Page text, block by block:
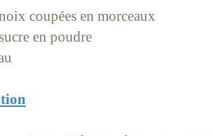
coupées en morceaux
en poudre